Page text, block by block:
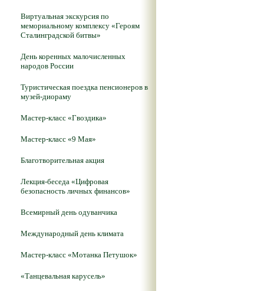
Виртуальная экскурсия по
мемориальному комплексу «Героям
Сталинградской битвы»
День коренных малочисленных
народов России
Туристическая поездка пенсионеров в
музей-диораму
Мастер-класс «Гвоздика»
Мастер-класс «9 Мая»
Благотворительная акция
Лекция-беседа «Цифровая
безопасность личных финансов»
Всемирный день одуванчика
Международный день климата
Мастер-класс «Мотанка Петушок»
«Танцевальная карусель»